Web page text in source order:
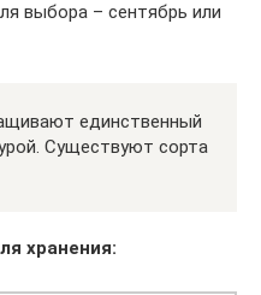
выбора – сентябрь или
единственный
Существуют сорта
хранения: